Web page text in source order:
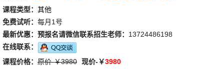
课程类型： 其他
免费试听： 每月1号
最新优惠： 预报名请微信联系招生老师： 13724486198
在线联系：
课程价格： 原价-￥3980 现价-￥3980